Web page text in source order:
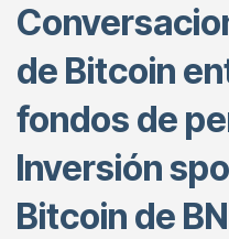
Ayuda
de Bitcoin
fondos de
Inversión
Bitcoin de